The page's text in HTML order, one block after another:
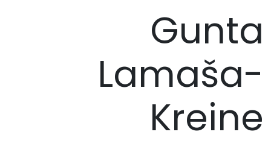
Gunta
Lamaša-
Kreine